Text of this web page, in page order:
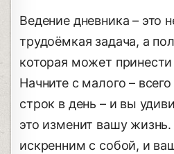
Ведение дневника – это
трудоёмкая задача, а
которая может
Начните с малого –
строк в день – и вы
это изменит вашу
искренним с собой, и